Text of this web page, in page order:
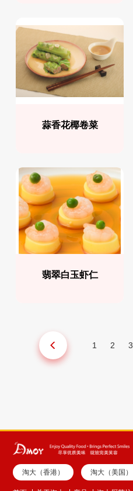
蒜香花椰卷菜
翡翠白玉虾仁
1 2 3
淘大（香港） 淘大（美国）